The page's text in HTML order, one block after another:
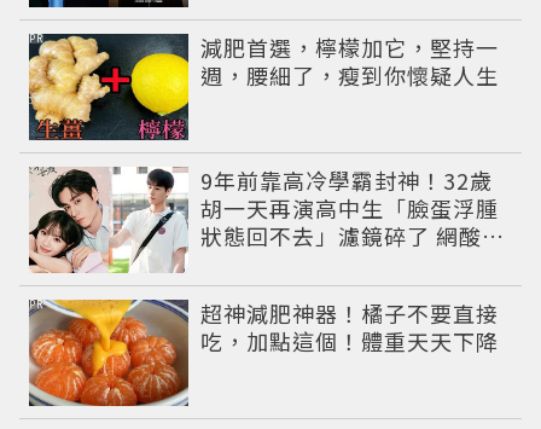
減肥首選，檸檬加它，堅持一
週，腰細了，瘦到你懷疑人生
PR
9年前靠高冷學霸封神！32歲
胡一天再演高中生「臉蛋浮腫
狀態回不去」濾鏡碎了 網酸：
超神減肥神器！橘子不要直接
吃，加點這個！體重天天下降
PR